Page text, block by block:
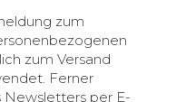
zum
zum Versand
Ferner
per E-